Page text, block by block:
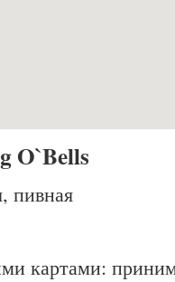
O`Bells
пивная
картами: